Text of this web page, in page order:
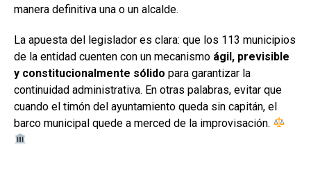
manera definitiva una o un alcalde.
La apuesta del legislador es clara: que los 113 municipios
de la entidad cuenten con un mecanismo ágil, previsible
y constitucionalmente sólido para garantizar la
continuidad administrativa. En otras palabras, evitar que
cuando el timón del ayuntamiento queda sin capitán, el
barco municipal quede a merced de la improvisación.